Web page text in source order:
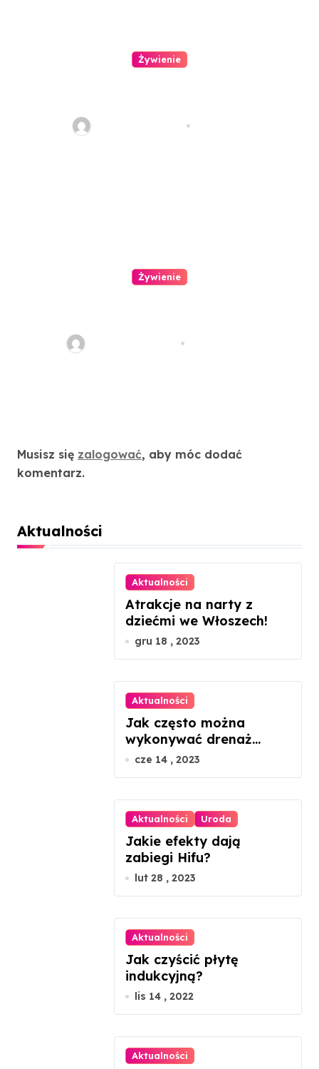
Żywienie
Żywienie
Musisz się zalogować, aby móc dodać
komentarz.
Aktualności
Aktualności
Atrakcje na narty z
dziećmi we Włoszech!
gru 18 , 2023
Aktualności
Jak często można
wykonywać drenaż
limfatyczny twarzy?
cze 14 , 2023
Aktualności Uroda
Jakie efekty dają
zabiegi Hifu?
lut 28 , 2023
Aktualności
Jak czyścić płytę
indukcyjną?
lis 14 , 2022
Aktualności